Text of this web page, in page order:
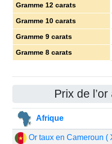
Gramme 12 carats
Gramme 10 carats
Gramme 9 carats
Gramme 8 carats
Prix de
Afrique
Or taux en Cameroun (